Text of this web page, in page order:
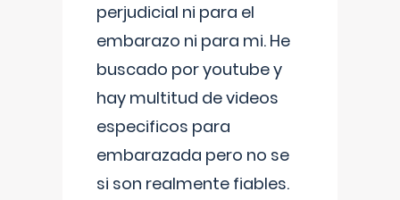
perjudicial ni para el
embarazo ni para mi. He
buscado por youtube y
hay multitud de videos
especificos para
embarazada pero no se
si son realmente fiables.